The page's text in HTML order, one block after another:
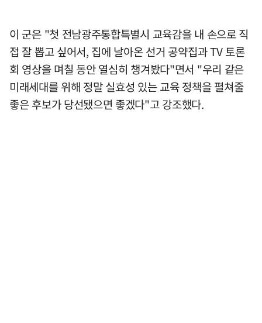
이 군은 "첫 전남광주통합특별시 교육감을 내 손으로 직
접 잘 뽑고 싶어서, 집에 날아온 선거 공약집과 TV 토론
회 영상을 며칠 동안 열심히 챙겨봤다"면서 "우리 같은
미래세대를 위해 정말 실효성 있는 교육 정책을 펼쳐줄
좋은 후보가 당선됐으면 좋겠다"고 강조했다.